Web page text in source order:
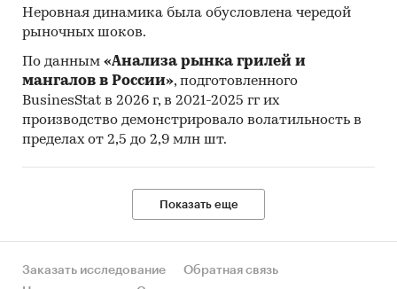
Неровная динамика была обусловлена чередой
рыночных шоков.
По данным «Анализа рынка грилей и
мангалов в России», подготовленного
BusinesStat в 2026 г, в 2021-2025 гг их
производство демонстрировало волатильность в
пределах от 2,5 до 2,9 млн шт.
Показать еще
Заказать исследование
Обратная связь